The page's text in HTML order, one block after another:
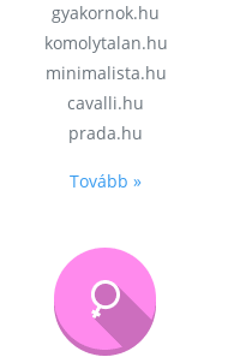
gyakornok.hu
komolytalan.hu
minimalista.hu
cavalli.hu
prada.hu
Tovább »